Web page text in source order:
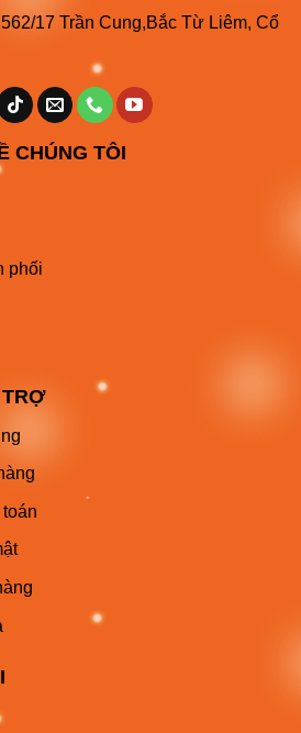
17 Trần Cung,Bắc Từ Liêm, Cổ
CHÚNG TÔI
phối